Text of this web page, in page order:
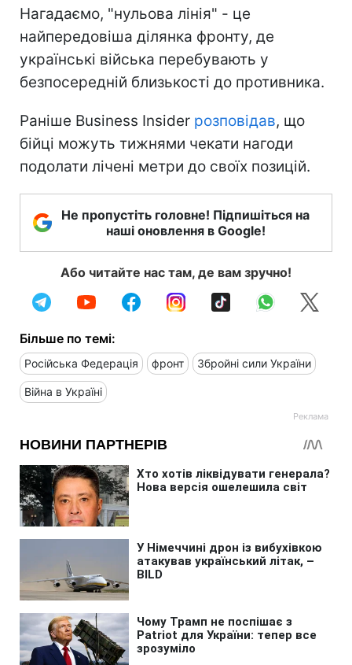
Нагадаємо, "нульова лінія" - це
найпередовіша ділянка фронту, де
українські війська перебувають у
безпосередній близькості до противника.
Раніше Business Insider розповідав, що
бійці можуть тижнями чекати нагоди
подолати лічені метри до своїх позицій.
Не пропустіть головне! Підпишіться на
наші оновлення в Google!
Або читайте нас там, де вам зручно!
Більше по темі:
Російська Федерація фронт Збройні сили України
Війна в Україні